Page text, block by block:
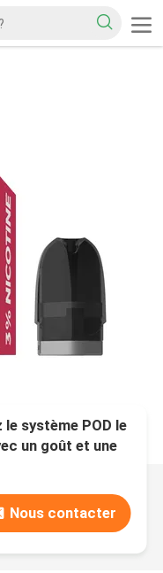
le système POD le
un goût et une
Nous contacter